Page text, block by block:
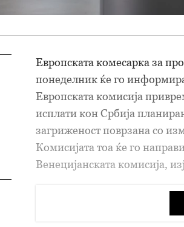
Европската комесарка за
понеделник ќе го
Европската комисија
исплати кон Србија
загриженост поврзана со
Комисијата тоа ќе го
Венецијанската комисија,